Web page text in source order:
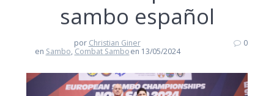
sambo español
por Christian Giner
en Sambo, Combat Samboen 13/05/2024
0